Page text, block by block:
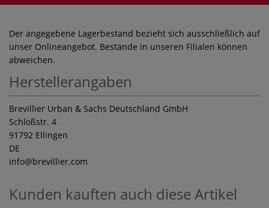
Der angegebene Lagerbestand bezieht sich ausschließlich auf
unser Onlineangebot. Bestände in unseren Filialen können
abweichen.
Herstellerangaben
Brevillier Urban & Sachs Deutschland GmbH
Schloßstr. 4
91792 Ellingen
DE
info@brevillier.com
Kunden kauften auch diese Artikel